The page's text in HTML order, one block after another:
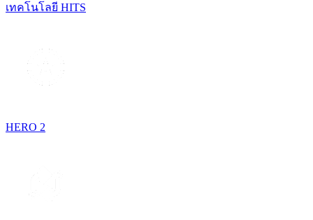
เทคโนโลยี HITS
HERO 2